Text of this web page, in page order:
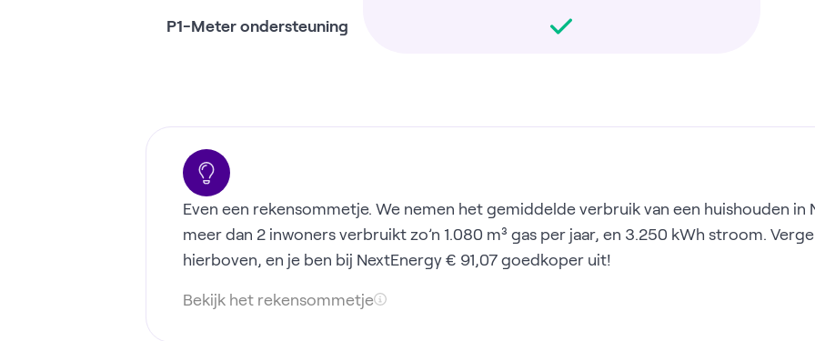
P1-Meter ondersteuning
Even een rekensommetje. We nemen het gemiddelde verbruik van een huishouden in
meer dan 2 inwoners verbruikt zo’n 1.080 m³ gas per jaar, en 3.250 kWh stroom.
hierboven, en je ben bij NextEnergy € 91,07 goedkoper uit!
Bekijk het rekensommetje